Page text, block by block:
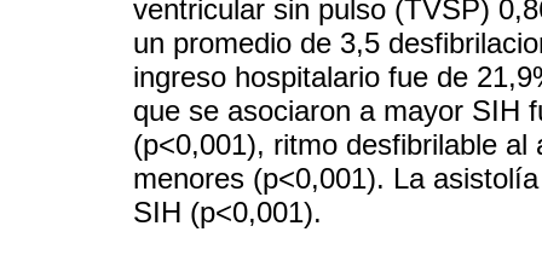
ventricular sin pulso (TVSP)
un promedio de 3,5
ingreso hospitalario fue de
que se asociaron a mayor SIH
(p<0,001), ritmo desfibrilable
menores (p<0,001). La
SIH (p<0,001).